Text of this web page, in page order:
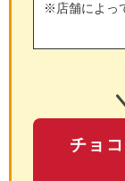
※店舗によっ
チョ